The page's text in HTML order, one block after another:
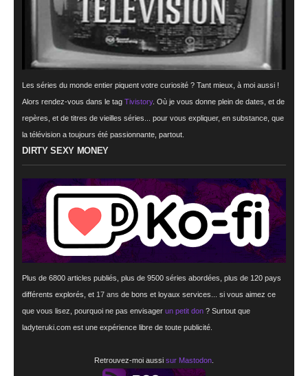
Les séries du monde entier piquent votre curiosité ? Tant mieux, à moi aussi !
Alors rendez-vous dans le tagTivistory. Où je vous donne plein de dates, et de
repères, et de titres de vieilles séries... pour vous expliquer, en substance, que
la télévision a toujours été passionnante, partout.
DIRTY SEXY MONEY
Plus de 6800 articles publiés, plus de 9500 séries abordées, plus de 120 pays
différents explorés, et 17 ans de bons et loyaux services... si vous aimez ce
que vous lisez, pourquoi ne pas envisagerun petit don ? Surtout que
ladyteruki.com est une expérience libre de toute publicité.
Retrouvez-moi aussi sur Mastodon.